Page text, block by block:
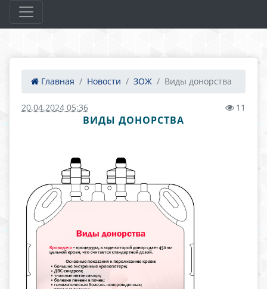
Главная Новости ЗОЖ Виды донорства
20.04.2024 05:36 11
ВИДЫ ДОНОРСТВА